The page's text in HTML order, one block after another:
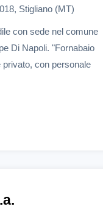
Stigliano (MT)
con sede nel comune
Di Napoli. "Fornabaio
con personale